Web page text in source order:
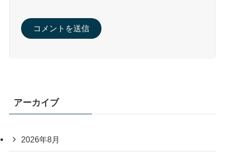
アーカイブ
2026年8月